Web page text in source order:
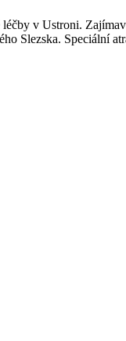
v Ustroni.
Slezska. Speciální